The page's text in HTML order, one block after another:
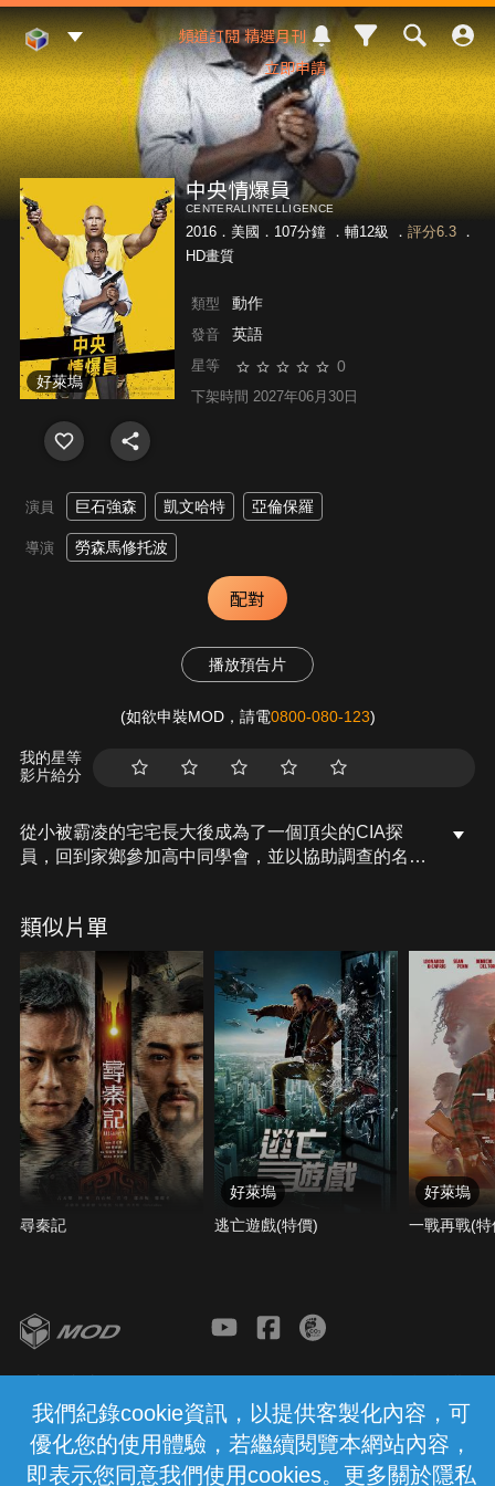
我們紀錄cookie資訊，以提供客製化內容，可
優化您的使用體驗，若繼續閱覽本網站內容，
即表示您同意我們使用cookies。更多關於隱私
Mod Web頻道訂閱
立即申請
精選月刊
好萊塢
中央情爆員
CENTERALINTELLIGENCE
2016．美國．107分鐘 ． 輔12級 ． 評分6.3．
HD畫質
類型 動作
發音 英語
星等 0
下架時間 2027年06月30日
演員 巨石強森 凱文哈特 亞倫保羅
導演 勞森馬修托波
配對
播放預告片
(如欲申裝MOD，請電0800-080-123)
我的星等
影片給分
從小被霸凌的宅宅長大後成為了一個頂尖的CIA探
員，回到家鄉參加高中同學會，並以協助調查的名
被帶進了充滿槍林彈雨，爾虞我詐的間諜世界。
類似片單
尋秦記
好萊塢
逃亡遊戲(特價)
好萊塢
一戰再戰(特
中華電信股份有限公司個人家庭分公司
(統一編號：96979949) © 2026